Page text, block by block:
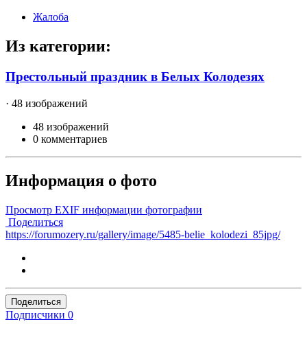
Жалоба
Из категории:
Престольный праздник в Белых Колодезях
· 48 изображений
48 изображений
0 комментариев
Информация о фото
Просмотр EXIF информации фотографии
Поделиться
https://forumozery.ru/gallery/image/5485-belie_kolodezi_85jpg/
Поделиться
Подписчики 0